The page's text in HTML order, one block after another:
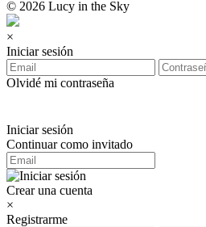
© 2026 Lucy in the Sky
×
Iniciar sesión
Olvidé mi contraseña
Iniciar sesión
Continuar como invitado
Crear una cuenta
×
Registrarme